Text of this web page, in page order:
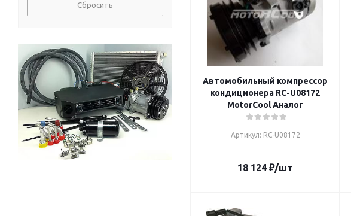
Автомобильный компрессор
кондиционера RC-U08172
MotorCool Аналог
Артикул: RC-U08172
18 124 ₽/шт
Сбросить